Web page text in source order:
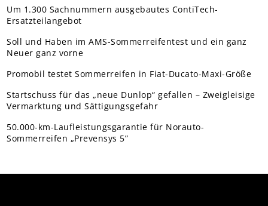
Um 1.300 Sachnummern ausgebautes ContiTech-
Ersatzteilangebot
Soll und Haben im AMS-Sommerreifentest und ein ganz
Neuer ganz vorne
Promobil testet Sommerreifen in Fiat-Ducato-Maxi-Größe
Startschuss für das „neue Dunlop“ gefallen – Zweigleisige
Vermarktung und Sättigungsgefahr
50.000-km-Laufleistungsgarantie für Norauto-
Sommerreifen „Prevensys 5”